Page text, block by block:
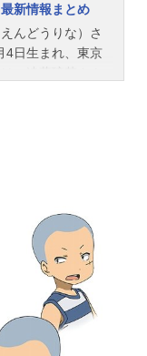
新情報まとめ
んどうりな）さ
4日生まれ、東京